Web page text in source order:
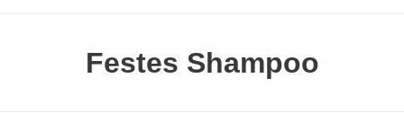
K
Festes Shampoo